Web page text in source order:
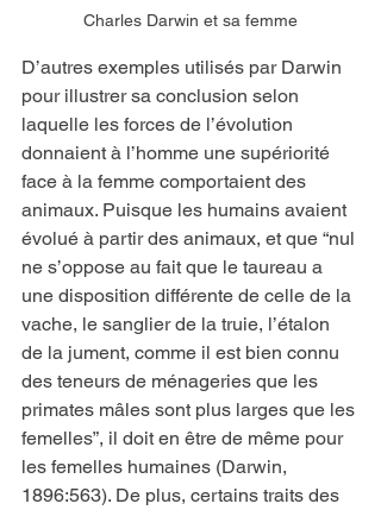
Charles Darwin et sa femme
D’autres exemples utilisés par Darwin
pour illustrer sa conclusion selon
laquelle les forces de l’évolution
donnaient à l’homme une supériorité
face à la femme comportaient des
animaux. Puisque les humains avaient
évolué à partir des animaux, et que “nul
ne s’oppose au fait que le taureau a
une disposition différente de celle de la
vache, le sanglier de la truie, l’étalon
de la jument, comme il est bien connu
des teneurs de ménageries que les
primates mâles sont plus larges que les
femelles”, il doit en être de même pour
les femelles humaines (Darwin,
1896:563). De plus, certains traits des